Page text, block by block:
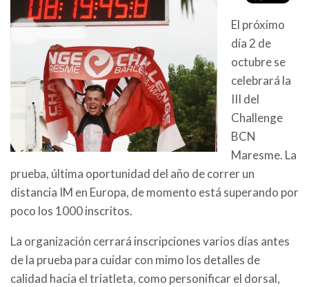
El próximo
día 2 de
octubre se
celebrará la
III del
Challenge
BCN
Maresme. La
prueba, última oportunidad del año de correr un
distancia IM en Europa, de momento está superando por
poco los 1000 inscritos.
La organización cerrará inscripciones varios días antes
de la prueba para cuidar con mimo los detalles de
calidad hacia el triatleta, como personificar el dorsal,